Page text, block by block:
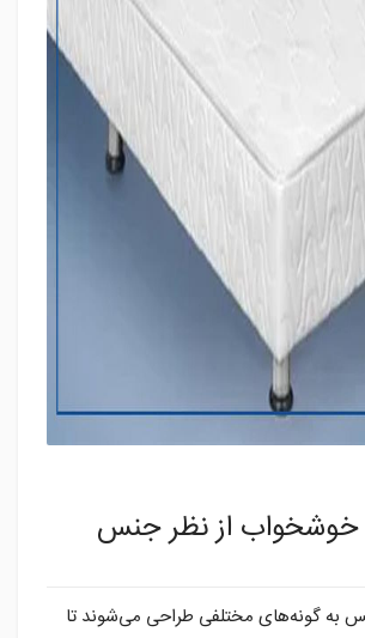
خوشخواب از نظر جنس
به گونه‌های مختلفی طراحی می‌شوند تا